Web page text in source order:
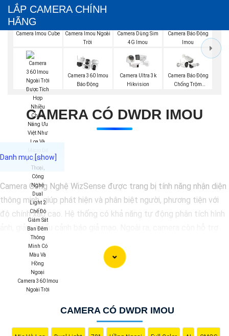
LẮP CAMERA CHÍNH
HÃNG
Camera Imou Cube
Camera Imou Ngoài
Trời
Camera Dùng Sim
4G Imou
Camera Báo Động
Imou
Camera 360 Imou
Ngoài Trời
Camera 360 Imou
Báo Động
Camera Ultra 3k
Hikvision
Camera Báo Động
Chống Trộm
CAMERA CÓ DWDR IMOU
Camera Công Nghệ WizSense được trang bị tính năng nhận diện
thông minh, giúp phát hiện và phân biệt người, phương tiện với
độ chính xác cao. Hệ thống có khả năng tự động phân tích hình
ảnh, giảm thiểu cảnh báo giả mạo. Ngoài ra, camera còn hỗ trợ
quan sát rõ nét trong điều kiện ánh sáng yếu nhờ công nghệ
Starlight và các tính năng này giúp nâng cao hiệu quả giám sát
và bảo vệ an ninh tốt hơn.
CAMERA CÓ DWDR IMOU